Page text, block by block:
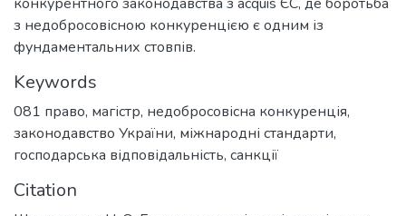
з недобросовісною конкуренцією є одним із
фундаментальних стовпів.
Keywords
081 право, магістр, недобросовісна конкуренція,
законодавство України, міжнародні стандарти,
господарська відповідальність, санкції
Citation